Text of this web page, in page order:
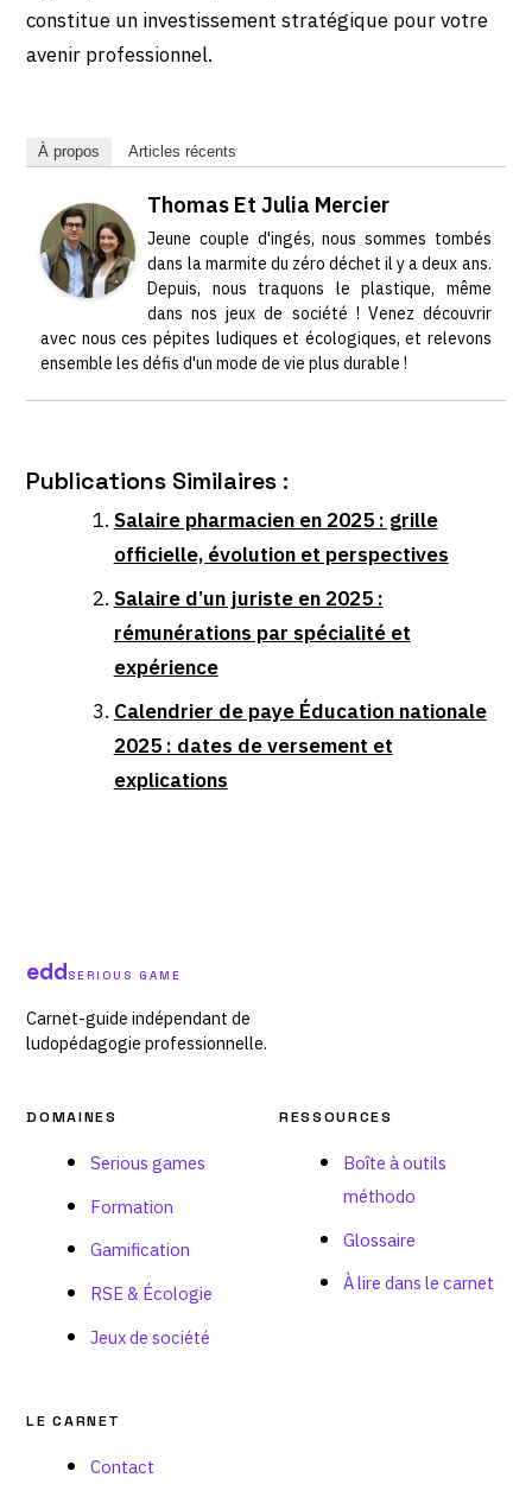
constitue un investissement stratégique pour votre
avenir professionnel.
À propos Articles récents
Thomas Et Julia Mercier
Jeune couple d'ingés, nous sommes tombés
dans la marmite du zéro déchet il y a deux ans.
Depuis, nous traquons le plastique, même
dans nos jeux de société ! Venez découvrir
avec nous ces pépites ludiques et écologiques, et relevons
ensemble les défis d'un mode de vie plus durable !
Publications Similaires :
Salaire pharmacien en 2025 : grille
officielle, évolution et perspectives
Salaire d’un juriste en 2025 :
rémunérations par spécialité et
expérience
Calendrier de paye Éducation nationale
2025 : dates de versement et
explications
eddSERIOUS GAME
Carnet-guide indépendant de
ludopédagogie professionnelle.
DOMAINES
Serious games
Formation
Gamification
RSE & Écologie
Jeux de société
RESSOURCES
Boîte à outils
méthodo
Glossaire
À lire dans le carnet
LE CARNET
Contact